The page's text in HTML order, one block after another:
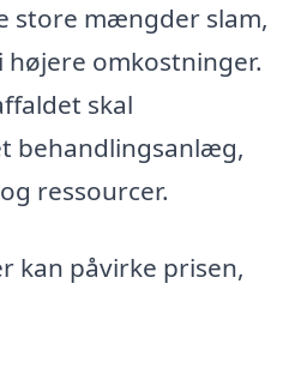
store mængder slam,
omkostninger.
skal
behandlingsanlæg,
ressourcer.
kan påvirke prisen,